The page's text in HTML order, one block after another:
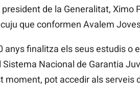
de la Generalitat,
que conformen Avalem
anys finalitza els seus estudis
Sistema Nacional de Garantia
moment, pot accedir als serveis